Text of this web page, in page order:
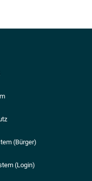
(Bürger)
(Login)